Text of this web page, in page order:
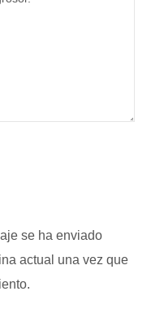
se ha enviado
actual una vez que